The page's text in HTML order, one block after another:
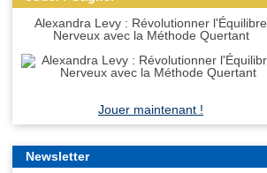
Alexandra Levy : Révolutionner l'Équilibre
Nerveux avec la Méthode Quertant
Jouer maintenant !
Newsletter